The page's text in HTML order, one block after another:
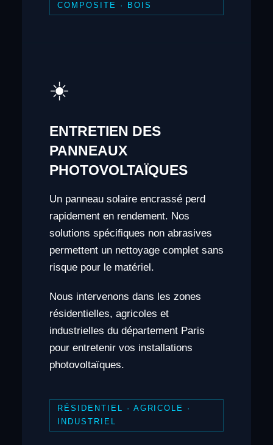
COMPOSITE · BOIS
☀️
ENTRETIEN DES
PANNEAUX
PHOTOVOLTAÏQUES
Un panneau solaire encrassé perd
rapidement en rendement. Nos
solutions spécifiques non abrasives
permettent un nettoyage complet sans
risque pour le matériel.
Nous intervenons dans les zones
résidentielles, agricoles et
industrielles du département Paris
pour entretenir vos installations
photovoltaïques.
RÉSIDENTIEL · AGRICOLE ·
INDUSTRIEL